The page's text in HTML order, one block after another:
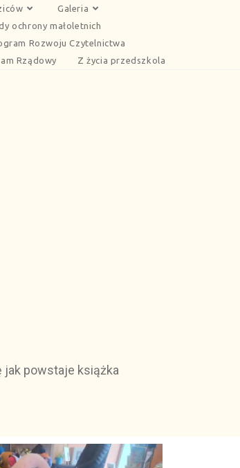
Galeria
ochrony małoletnich
Rozwoju Czytelnictwa
Rządowy
Z życia przedszkola
jak powstaje książka